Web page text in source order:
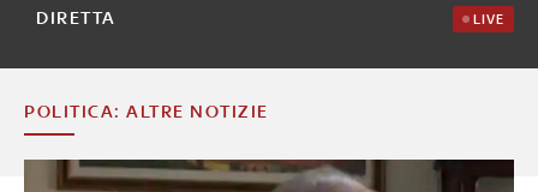
DIRETTA LIVE
POLITICA: ALTRE NOTIZIE